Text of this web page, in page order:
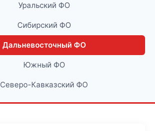
Уральский ФО
Сибирский ФО
Дальневосточный ФО
Южный ФО
Северо-Кавказский ФО